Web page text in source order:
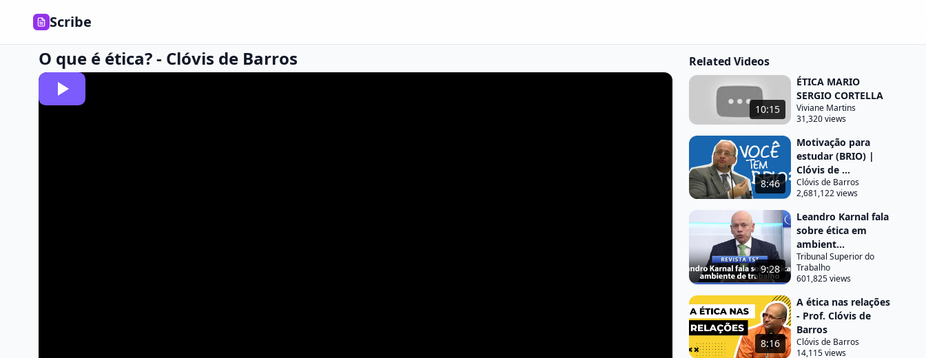
Scribe
O que é ética? - Clóvis de Barros Related Videos
10:15
ÉTICA MARIO
SERGIO CORTELLA
Viviane Martins
31,320 views
8:46
Motivação para
estudar (BRIO) |
Clóvis de ...
Clóvis de Barros
2,681,122 views
9:28
Leandro Karnal fala
sobre ética em
ambient...
Tribunal Superior do
Trabalho
601,825 views
8:16
A ética nas relações
- Prof. Clóvis de
Barros
Clóvis de Barros
14,115 views